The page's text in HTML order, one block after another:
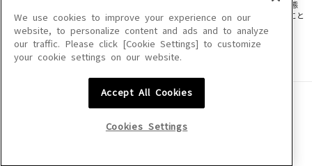
ギラギラ
Ado
カラオケ最新情報をチェック！
このサイトに掲載されている一切の文章・画像・写真・動画・音声等を、手段や形態
を問わず、著作権法の定める範囲を超えて無断で複製、転載、ファイル化などすること
を禁じます。
楽曲及びコンテンツは、機種によりご利用いただけない場合があります。
楽曲及びコンテンツの配信日、配信内容が変更になる場合があります。
We use cookies to improve your experience on our
website, to personalize content and ads and to analyze
our traffic. Please click [Cookie Settings] to customize
your cookie settings on our website.
Accept All Cookies
Cookies Settings